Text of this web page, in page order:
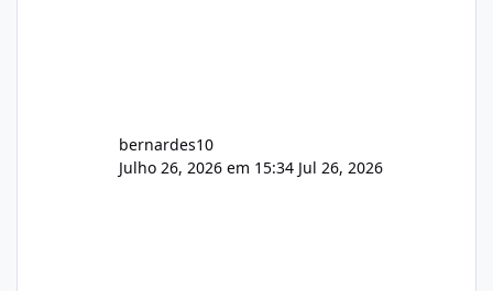
bernardes10
Julho 26, 2026 em 15:34 Jul 26, 2026